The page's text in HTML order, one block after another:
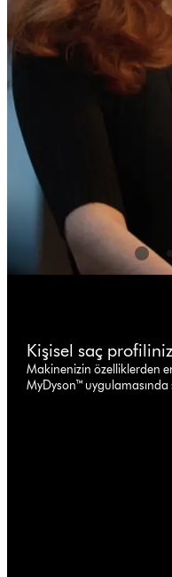
Kişisel saç
Makinenizin özelliklerden
MyDyson™